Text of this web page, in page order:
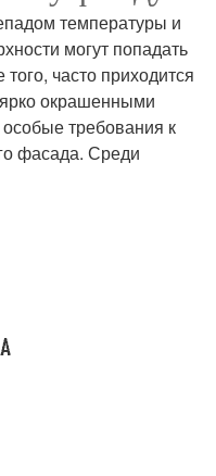
Цвета для фасадов
температуры и
могут попадать
часто приходится
окрашенными
требования к
фасада. Среди